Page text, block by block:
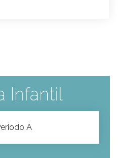
Infantil
A